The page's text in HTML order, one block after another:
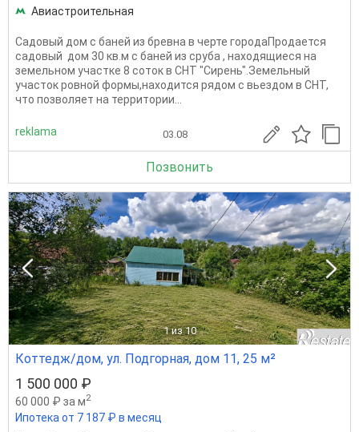
Авиастроительная
Садовый дом с баней из бревна в черте городаПродается
садовый дом 30 кв.м с баней из сруба , находящиеся на
земельном участке 8 соток в СНТ "Сирень".Земельный
участок ровной формы,находится рядом с вьездом в СНТ,
что позволяет на территории...
reklama 03.08
Позвонить
1 из 10
Коттедж/дом, ул. Подгорная, дом 11, 25 м²
1 500 000 ₽
60 000 ₽ за м2
Ипотека от 7 187 ₽ в месяц